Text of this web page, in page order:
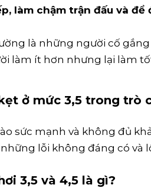
làm chậm trận đấu và để
là những người cố
làm ít hơn nhưng lại làm
ở mức 3,5 trong trò
sức mạnh và không đủ
lỗi không đáng có và
3,5 và 4,5 là gì?